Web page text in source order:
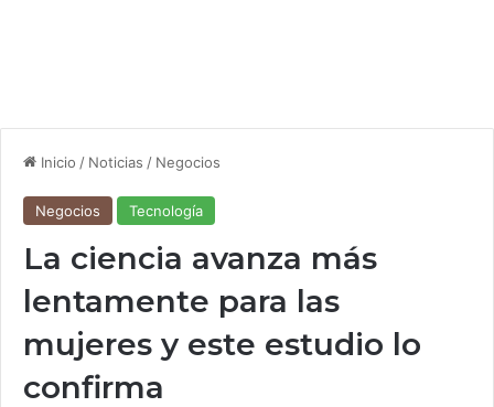
Inicio / Noticias / Negocios
Negocios Tecnología
La ciencia avanza más
lentamente para las
mujeres y este estudio lo
confirma